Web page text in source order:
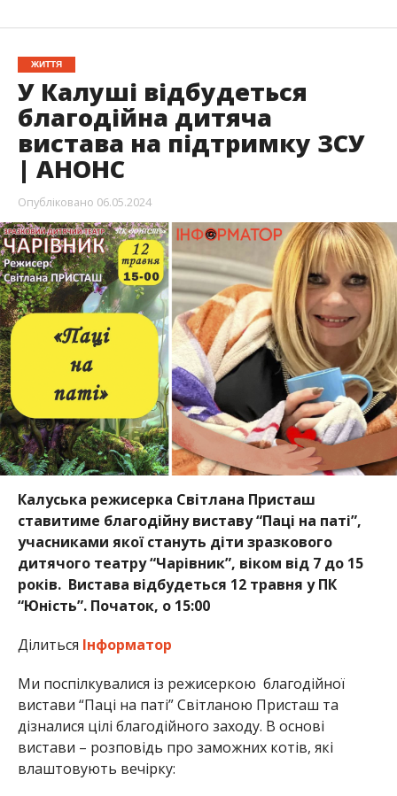
ЖИТТЯ
У Калуші відбудеться
благодійна дитяча
вистава на підтримку ЗСУ
| АНОНС
Опубліковано 06.05.2024
Калуська режисерка Cвітлана Присташ
ставитиме благодійну виставу “Паці на паті”,
учасниками якої стануть діти зразкового
дитячого театру “Чарівник”, віком від 7 до 15
років. Вистава відбудеться 12 травня у ПК
“Юність”. Початок, о 15:00
Ділиться Інформатор
Ми поспілкувалися із режисеркою благодійної
вистави “Паці на паті” Світланою Присташ та
дізналися цілі благодійного заходу. В основі
вистави – розповідь про заможних котів, які
влаштовують вечірку: